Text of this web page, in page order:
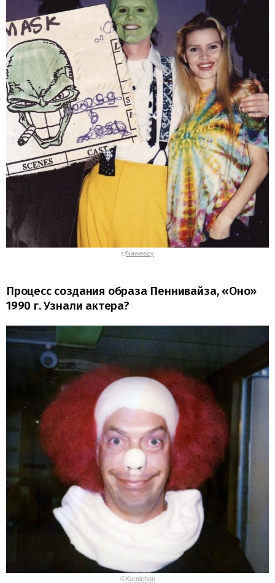
©Naweezy
Процесс создания образа Пеннивайза, «Оно»
1990 г. Узнали актера?
©Kornichon